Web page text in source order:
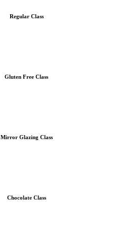
Regular Class
Gluten Free Class
Mirror Glazing Class
Chocolate Class